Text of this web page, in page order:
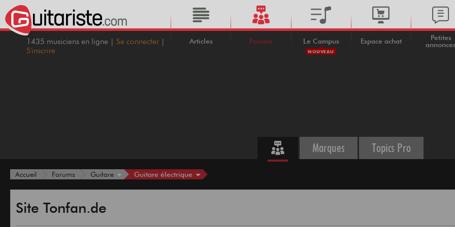
1435 musiciens en ligne | Se connecter |
S'inscrire
Articles Forums Le Campus
NOUVEAU
Espace achat
Petites
Marques Topics Pro
Accueil Forums Guitare Guitare électrique
Site Tonfan.de